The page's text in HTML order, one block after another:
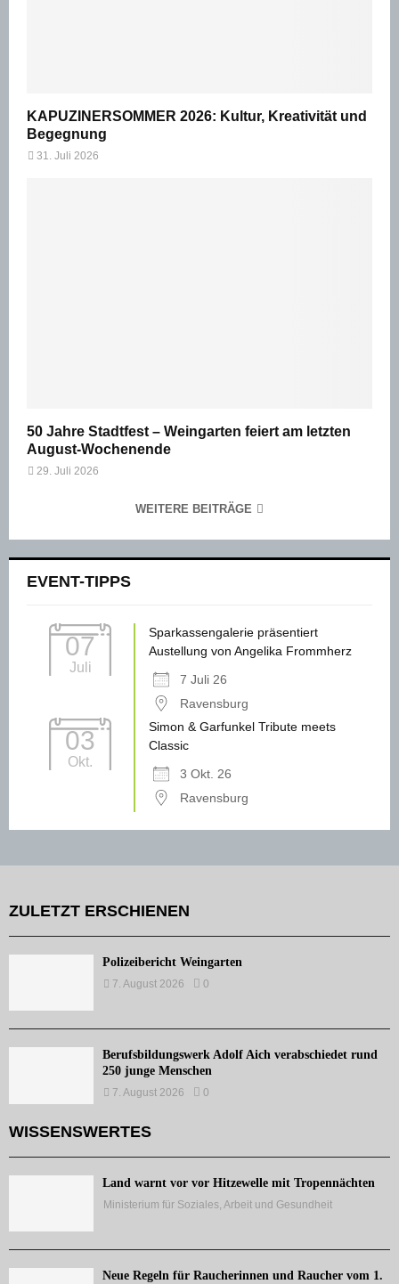
KAPUZINERSOMMER 2026: Kultur, Kreativität und
Begegnung
31. Juli 2026
50 Jahre Stadtfest – Weingarten feiert am letzten
August-Wochenende
29. Juli 2026
WEITERE BEITRÄGE
EVENT-TIPPS
07
Juli
Sparkassengalerie präsentiert
Austellung von Angelika Frommherz
7 Juli 26
Ravensburg
03
Okt.
Simon & Garfunkel Tribute meets
Classic
3 Okt. 26
Ravensburg
ZULETZT ERSCHIENEN
Polizeibericht Weingarten
7. August 2026 0
Berufsbildungswerk Adolf Aich verabschiedet rund
250 junge Menschen
7. August 2026 0
WISSENSWERTES
Land warnt vor vor Hitzewelle mit Tropennächten
Ministerium für Soziales, Arbeit und Gesundheit
Neue Regeln für Raucherinnen und Raucher vom 1.